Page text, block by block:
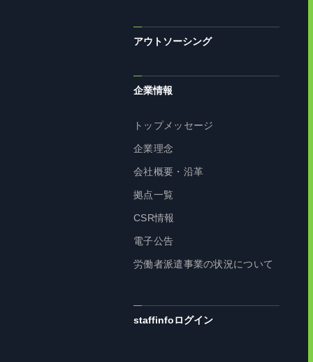
アウトソーシング
企業情報
トップメッセージ
企業理念
会社概要・沿革
拠点一覧
CSR情報
電子公告
労働者派遣事業の状況について
staffinfoログイン